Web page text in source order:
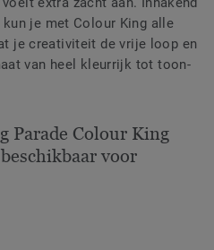
je met Colour King alle
je creativiteit de vrije loop en
van heel kleurrijk tot toon-
Parade Colour King
voor